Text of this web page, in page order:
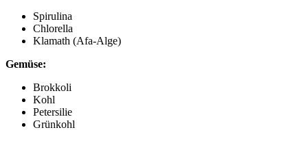
Spirulina
Chlorella
Klamath (Afa-Alge)
Gemüse:
Brokkoli
Kohl
Petersilie
Grünkohl